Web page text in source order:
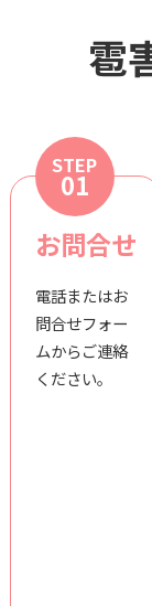
雹
STEP
01
お問合せ
電話またはお
問合せフォー
ムからご連絡
ください。